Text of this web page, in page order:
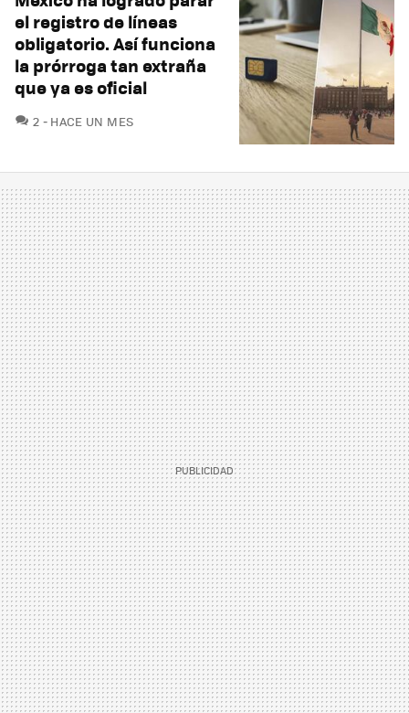
el registro de líneas
obligatorio. Así funciona
la prórroga tan extraña
que ya es oficial
2 COMENTARIOS
HACE UN MES